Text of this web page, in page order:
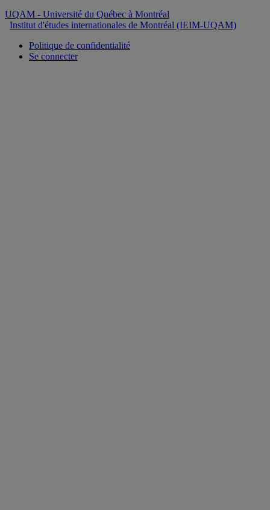
UQAM - Université du Québec à Montréal
Institut d'études internationales de Montréal (IEIM-UQAM)
Politique de confidentialité
Se connecter